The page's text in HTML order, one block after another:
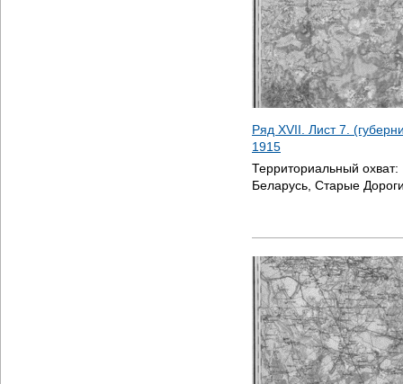
Ряд XVII. Лист 7.
1915
Территориальный охват:
Беларусь, Старые